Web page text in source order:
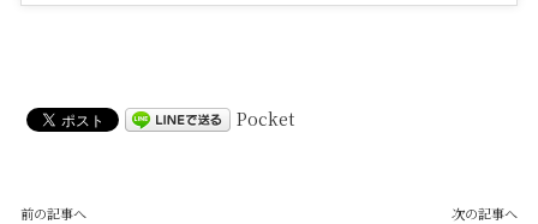
Pocket
前の記事へ 次の記事へ